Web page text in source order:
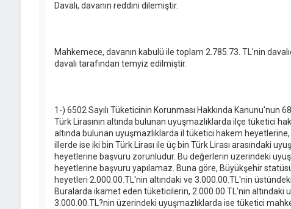
Davalı, davanın reddini dilemiştir.
Mahkemece, davanın kabulü ile toplam 2.785.73. TL'nin
davalı tarafından temyiz edilmiştir.
1-) 6502 Sayılı Tüketicinin Korunması Hakkında Kanunu'nun
Türk Lirasının altında bulunan uyuşmazlıklarda ilçe tüketici
altında bulunan uyuşmazlıklarda il tüketici hakem
illerde ise iki bin Türk Lirası ile üç bin Türk Lirası arasındaki
heyetlerine başvuru zorunludur. Bu değerlerin üzerindeki
heyetlerine başvuru yapılamaz. Buna göre, Büyükşehir
heyetleri 2.000.00.TL'nin altındaki ve 3.000.00.TL'nin
Buralarda ikamet eden tüketicilerin, 2.000.00.TL'nin altındaki
3.000.00.TL?nin üzerindeki uyuşmazlıklarda ise tüketici